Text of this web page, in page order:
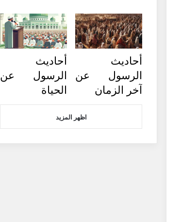
أحاديث
الرسول عن
آخر الزمان
أحاديث
الرسول عن
الحياة
اظهر المزيد